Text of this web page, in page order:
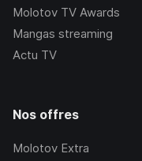
Molotov TV Awards
Mangas streaming
Actu TV
Nos offres
Molotov Extra